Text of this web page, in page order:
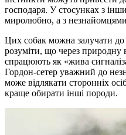
господаря. У стосунках з
миролюбно, а з
Цих собак можна залучати до
розуміти, що через природну
спрацюють як «жива
Гордон-сетер уважний до
може відлякати сторонніх
краще обирати інші породи.